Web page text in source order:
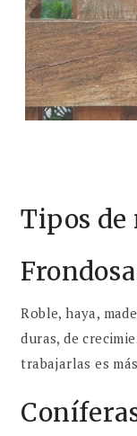
Tipos de
Roble, haya,
duras, de
trabajarlas es